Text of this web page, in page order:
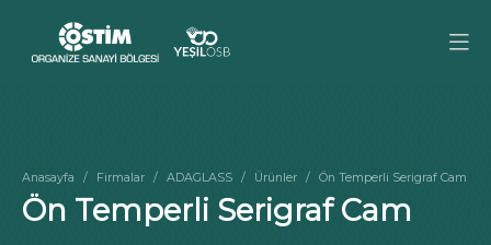
Anasayfa Firmalar ADAGLASS Ürünler Ön Temperli Serigraf Cam
Ön Temperli Serigraf Cam